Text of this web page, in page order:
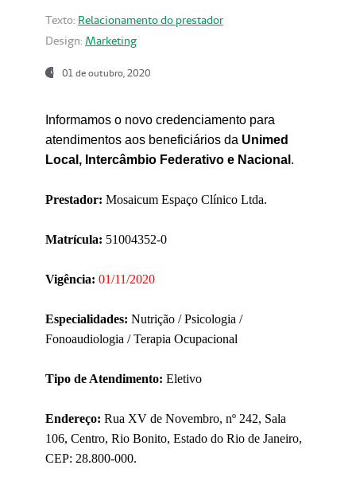
Texto: Relacionamento do prestador
Design: Marketing
01 de outubro, 2020
Informamos o novo credenciamento para
atendimentos aos beneficiários da Unimed
Local, Intercâmbio Federativo e Nacional .
Prestador: Mosaicum Espaço Clínico Ltda.
Matrícula: 51004352-0
Vigência: 01/11/2020
Especialidades: Nutrição / Psicologia /
Fonoaudiologia / Terapia Ocupacional
Tipo de Atendimento: Eletivo
Endereço: Rua XV de Novembro, nº 242, Sala
106, Centro, Rio Bonito, Estado do Rio de Janeiro,
CEP: 28.800-000.